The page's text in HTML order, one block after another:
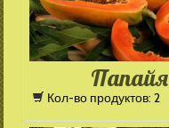
Папайя
Кол-во продуктов: 2